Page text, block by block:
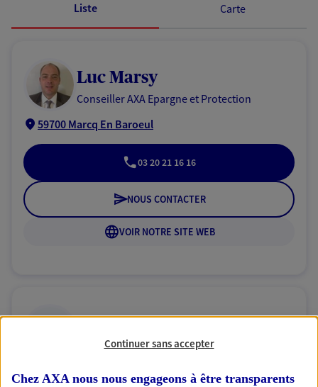
Liste Carte
Luc Marsy
Conseiller AXA Epargne et Protection
59700 Marcq En Baroeul
03 20 21 16 16
NOUS CONTACTER
VOIR NOTRE SITE WEB
Conseiller AXA Epargne et Protection
Continuer sans accepter
Chez AXA nous nous engageons à être transparents